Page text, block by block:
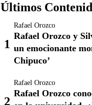
Últimos
Rafael Orozco
Rafael Orozco y
un emocionante
Chipuco’
Rafael Orozco
Rafael Orozco